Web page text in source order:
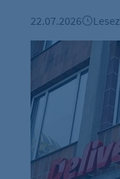
22.07.2026
Uber